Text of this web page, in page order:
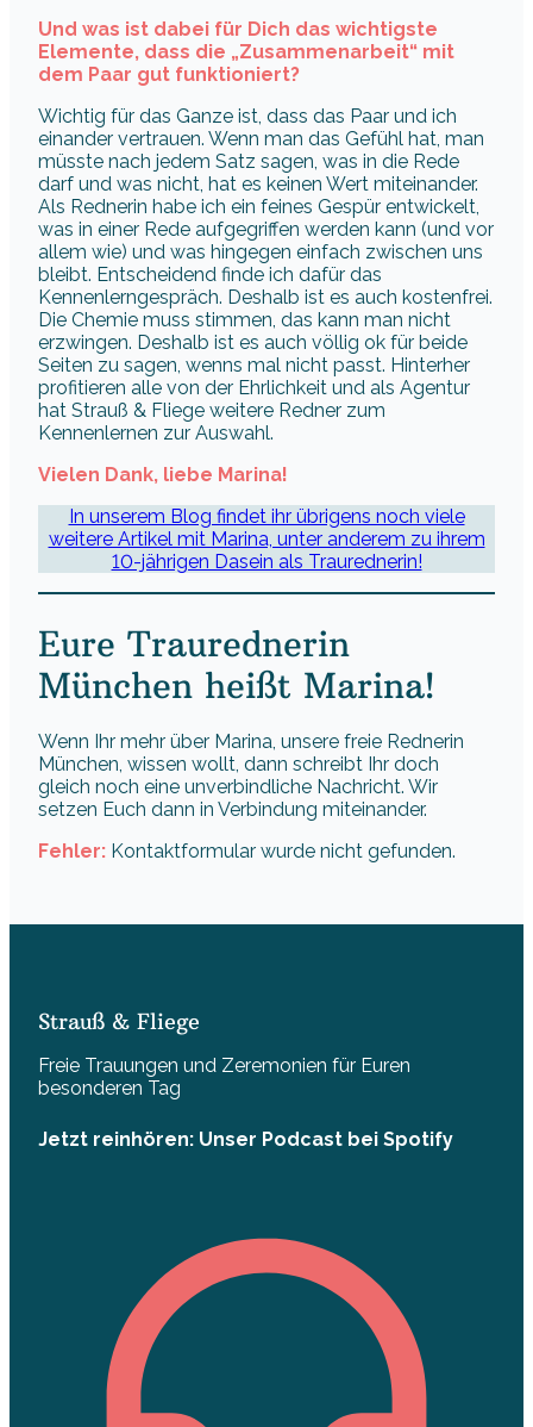
Und was ist dabei für Dich das wichtigste
Elemente, dass die „Zusammenarbeit“ mit
dem Paar gut funktioniert?
Wichtig für das Ganze ist, dass das Paar und ich
einander vertrauen. Wenn man das Gefühl hat, man
müsste nach jedem Satz sagen, was in die Rede
darf und was nicht, hat es keinen Wert miteinander.
Als Rednerin habe ich ein feines Gespür entwickelt,
was in einer Rede aufgegriffen werden kann (und vor
allem wie) und was hingegen einfach zwischen uns
bleibt. Entscheidend finde ich dafür das
Kennenlerngespräch. Deshalb ist es auch kostenfrei.
Die Chemie muss stimmen, das kann man nicht
erzwingen. Deshalb ist es auch völlig ok für beide
Seiten zu sagen, wenns mal nicht passt. Hinterher
profitieren alle von der Ehrlichkeit und als Agentur
hat Strauß & Fliege weitere Redner zum
Kennenlernen zur Auswahl.
Vielen Dank, liebe Marina!
In unserem Blog findet ihr übrigens noch viele
weitere Artikel mit Marina, unter anderem zu ihrem
10-jährigen Dasein als Traurednerin!
Eure Traurednerin
München heißt Marina!
Wenn Ihr mehr über Marina, unsere freie Rednerin
München, wissen wollt, dann schreibt Ihr doch
gleich noch eine unverbindliche Nachricht. Wir
setzen Euch dann in Verbindung miteinander.
Fehler: Kontaktformular wurde nicht gefunden.
Strauß & Fliege
Freie Trauungen und Zeremonien für Euren
besonderen Tag
Jetzt reinhören: Unser Podcast bei Spotify